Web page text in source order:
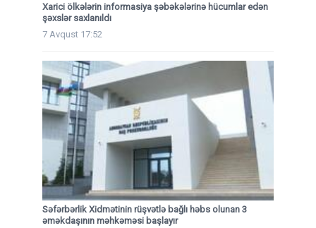
Xarici ölkələrin informasiya şəbəkələrinə hücumlar edən
şəxslər saxlanıldı
7 Avqust 17:52
Səfərbərlik Xidmətinin rüşvətlə bağlı həbs olunan 3
əməkdaşının məhkəməsi başlayır